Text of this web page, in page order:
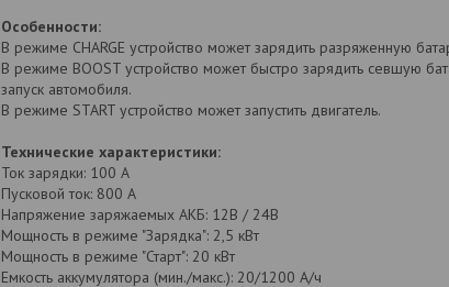
Особенности:
В режиме CHARGE устройство может зарядить разряженную
В режиме BOOST устройство может быстро зарядить севшую
запуск автомобиля.
В режиме START устройство может запустить двигатель.
Технические характеристики:
Ток зарядки: 100 А
Пусковой ток: 800 А
Напряжение заряжаемых АКБ: 12В / 24В
Мощность в режиме "Зарядка": 2,5 кВт
Мощность в режиме "Старт": 20 кВт
Емкость аккумулятора (мин./макс.): 20/1200 А/ч